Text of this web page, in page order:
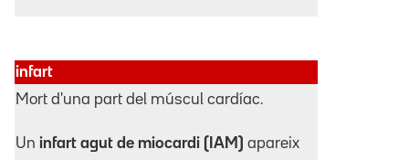
infart
Mort d'una part del múscul cardíac.
Un infart agut de miocardi (IAM)
apareix